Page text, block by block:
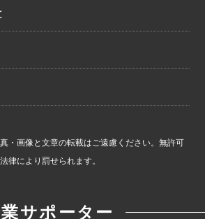
・画像と文章の転載はご遠慮ください。無許可
律により罰せられます。
サポーター